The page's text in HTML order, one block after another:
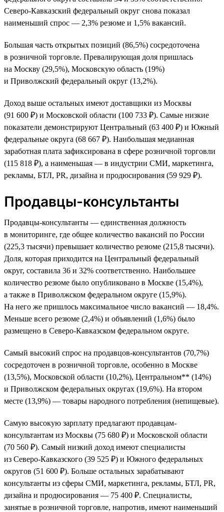
Северо-Кавказский федеральный округ снова показал
наименьший спрос — 2,3% резюме и 1,5% вакансий.
Большая часть открытых позиций (86,5%) сосредоточена
в розничной торговле. Превалирующая доля пришлась
на Москву (29,5%), Московскую область (19%)
и Приволжский федеральный округ (13,2%).
Доход выше остальных имеют доставщики из Москвы
(91 600 ₽) и Московской области (100 733 ₽). Самые низкие
показатели демонстрируют Центральный (63 400 ₽) и Южный
федеральные округа (68 667 ₽). Наибольшая медианная
заработная плата зафиксирована в сфере розничной торговли
(115 818 ₽), а наименьшая — в индустрии СМИ, маркетинга,
рекламы, БТЛ, PR, дизайна и продюсирования (59 929 ₽).
Продавцы-консультанты
Продавцы-консультанты — единственная должность
в мониторинге, где общее количество вакансий по России
(225,3 тысячи) превышает количество резюме (215,8 тысячи).
Доля, которая приходится на Центральный федеральный
округ, составила 36 и 32% соответственно. Наибольшее
количество резюме было опубликовано в Москве (15,4%),
а также в Приволжском федеральном округе (15,9%).
На него же пришлось максимальное число вакансий — 18,4%.
Меньше всего резюме (2,4%) и объявлений (1,6%) было
размещено в Северо-Кавказском федеральном округе.
Самый высокий спрос на продавцов-консультантов (70,7%)
сосредоточен в розничной торговле, особенно в Москве
(13,5%), Московской области (10,2%), Центральном** (14%)
и Приволжском федеральных округах (19,6%). На втором
месте (13,9%) — товары народного потребления (непищевые).
Самую высокую зарплату предлагают продавцам-
консультантам из Москвы (75 680 ₽) и Московской области
(70 560 ₽). Самый низкий доход имеют специалисты
из Северо-Кавказского (39 525 ₽) и Южного федеральных
округов (51 600 ₽). Больше остальных зарабатывают
консультанты из сферы СМИ, маркетинга, рекламы, БТЛ, PR,
дизайна и продюсирования — 75 400 ₽. Специалисты,
занятые в розничной торговле, напротив, имеют наименьший